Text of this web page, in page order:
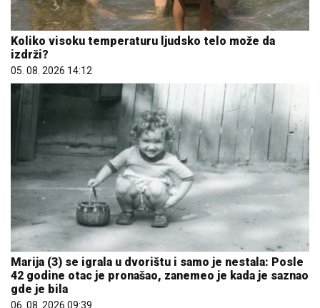
Koliko visoku temperaturu ljudsko telo može da
izdrži?
05. 08. 2026 14:12
Marija (3) se igrala u dvorištu i samo je nestala: Posle
42 godine otac je pronašao, zanemeo je kada je saznao
gde je bila
06. 08. 2026 09:39